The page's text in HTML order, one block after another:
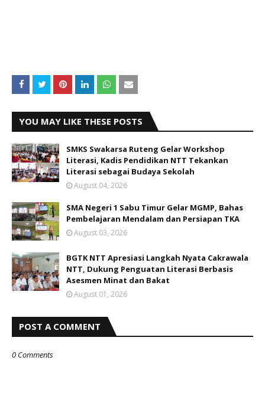
YOU MAY LIKE THESE POSTS
SMKS Swakarsa Ruteng Gelar Workshop
Literasi, Kadis Pendidikan NTT Tekankan
Literasi sebagai Budaya Sekolah
August 04, 2026
SMA Negeri 1 Sabu Timur Gelar MGMP, Bahas
Pembelajaran Mendalam dan Persiapan TKA
August 03, 2026
BGTK NTT Apresiasi Langkah Nyata Cakrawala
NTT, Dukung Penguatan Literasi Berbasis
Asesmen Minat dan Bakat
August 01, 2026
POST A COMMENT
0 Comments